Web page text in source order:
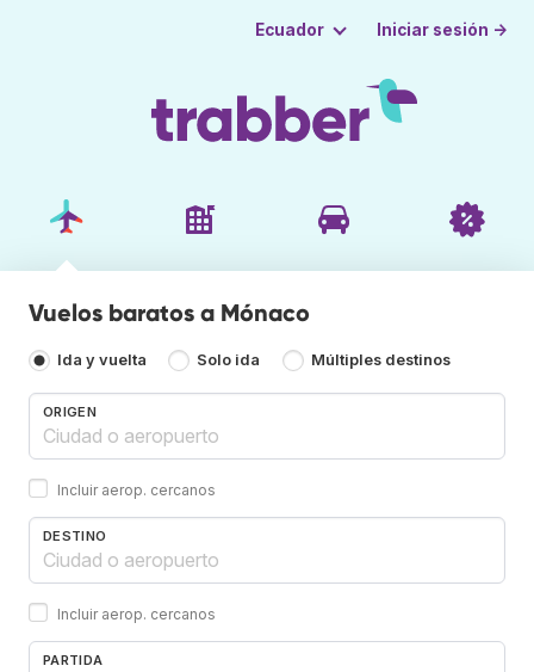
Ecuador Iniciar sesión →
Vuelos baratos a Mónaco
Ida y vuelta Solo ida Múltiples destinos
ORIGEN
Incluir aerop. cercanos
DESTINO
Incluir aerop. cercanos
PARTIDA